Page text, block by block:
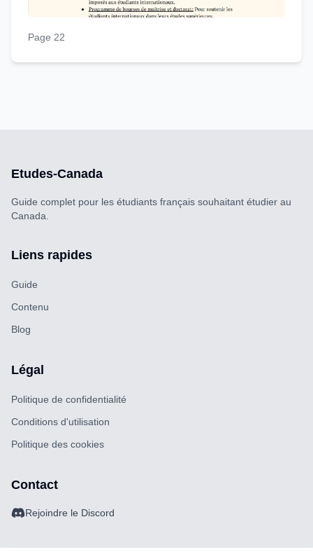
Page 22
Etudes-Canada
Guide complet pour les étudiants français souhaitant étudier au
Canada.
Liens rapides
Guide
Contenu
Blog
Légal
Politique de confidentialité
Conditions d'utilisation
Politique des cookies
Contact
Rejoindre le Discord